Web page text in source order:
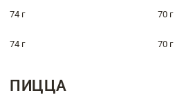
74 г 70 г
74 г 70 г
ПИЦЦА